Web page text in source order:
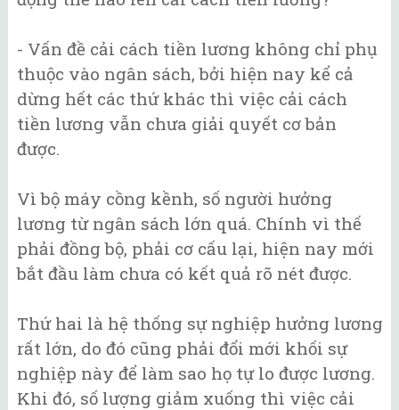
- Vấn đề cải cách tiền lương không chỉ phụ
thuộc vào ngân sách, bởi hiện nay kể cả
dừng hết các thứ khác thì việc cải cách
tiền lương vẫn chưa giải quyết cơ bản
được.
Vì bộ máy cồng kềnh, số người hưởng
lương từ ngân sách lớn quá. Chính vì thế
phải đồng bộ, phải cơ cấu lại, hiện nay mới
bắt đầu làm chưa có kết quả rõ nét được.
Thứ hai là hệ thống sự nghiệp hưởng lương
rất lớn, do đó cũng phải đổi mới khối sự
nghiệp này để làm sao họ tự lo được lương.
Khi đó, số lượng giảm xuống thì việc cải